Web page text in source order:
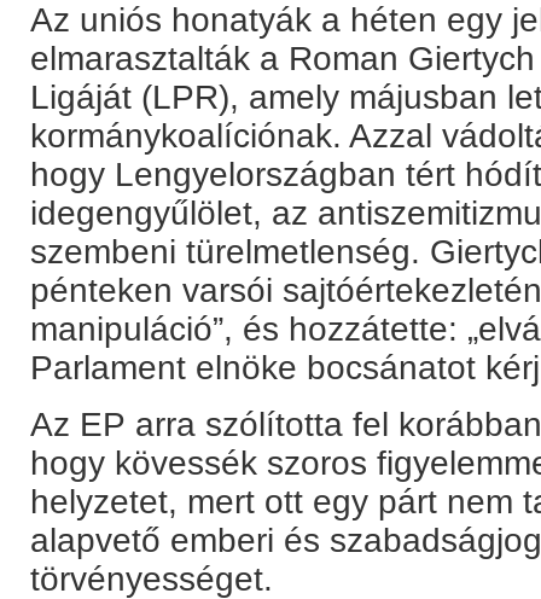
Az uniós honatyák a héten egy
elmarasztalták a Roman
Ligáját (LPR), amely májusban
kormánykoalíciónak. Azzal
hogy Lengyelországban tért
idegengyűlölet, az
szembeni türelmetlenség.
pénteken varsói
manipuláció”, és hozzátette:
Parlament elnöke bocsánatot
Az EP arra szólította fel
hogy kövessék szoros
helyzetet, mert ott egy párt nem
alapvető emberi és
törvényességet.